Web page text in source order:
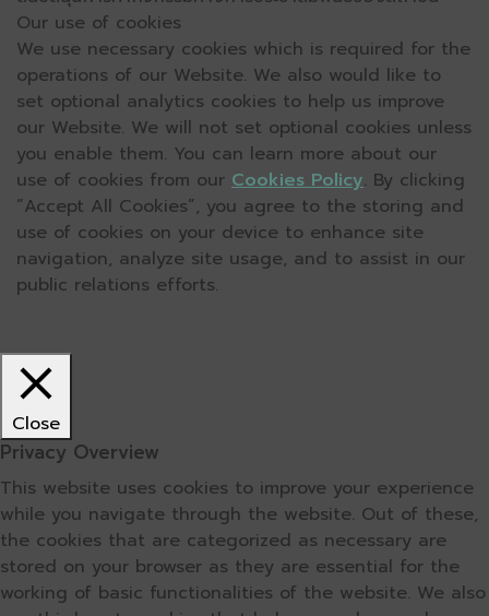
Our use of cookies
We use necessary cookies which is required for the
operations of our Website. We also would like to
set optional analytics cookies to help us improve
our Website. We will not set optional cookies unless
you enable them. You can learn more about our
use of cookies from our Cookies Policy. By clicking
“Accept All Cookies”, you agree to the storing and
use of cookies on your device to enhance site
navigation, analyze site usage, and to assist in our
public relations efforts.
Close
Privacy Overview
This website uses cookies to improve your experience
while you navigate through the website. Out of these,
the cookies that are categorized as necessary are
stored on your browser as they are essential for the
working of basic functionalities of the website. We also